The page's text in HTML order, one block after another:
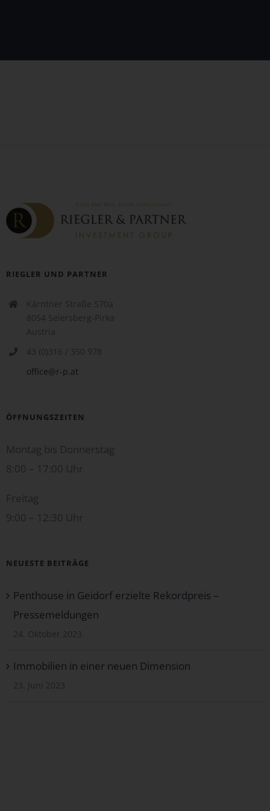
RIEGLER UND PARTNER
Kärntner Straße 570a
8054 Seiersberg-Pirka
Austria
43 (0)316 / 350 978
office@r-p.at
ÖFFNUNGSZEITEN
Montag bis Donnerstag
8:00 – 17:00 Uhr
Freitag
9:00 – 12:30 Uhr
NEUESTE BEITRÄGE
Penthouse in Geidorf erzielte Rekordpreis –
Pressemeldungen
24. Oktober 2023
Immobilien in einer neuen Dimension
23. Juni 2023